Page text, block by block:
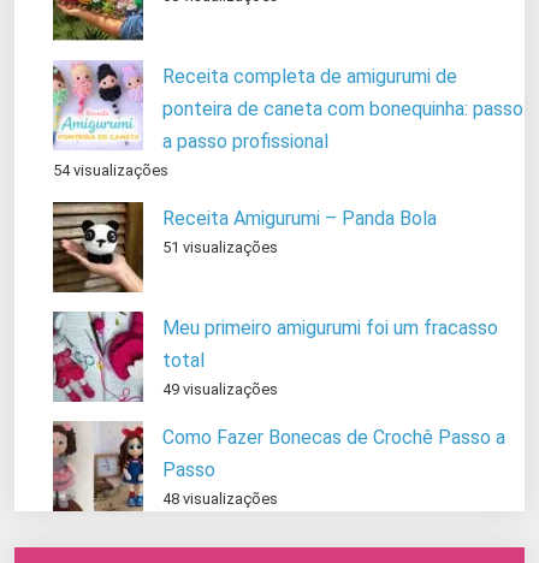
Receita completa de amigurumi de
ponteira de caneta com bonequinha: passo
a passo profissional
54 visualizações
Receita Amigurumi – Panda Bola
51 visualizações
Meu primeiro amigurumi foi um fracasso
total
49 visualizações
Como Fazer Bonecas de Crochê Passo a
Passo
48 visualizações